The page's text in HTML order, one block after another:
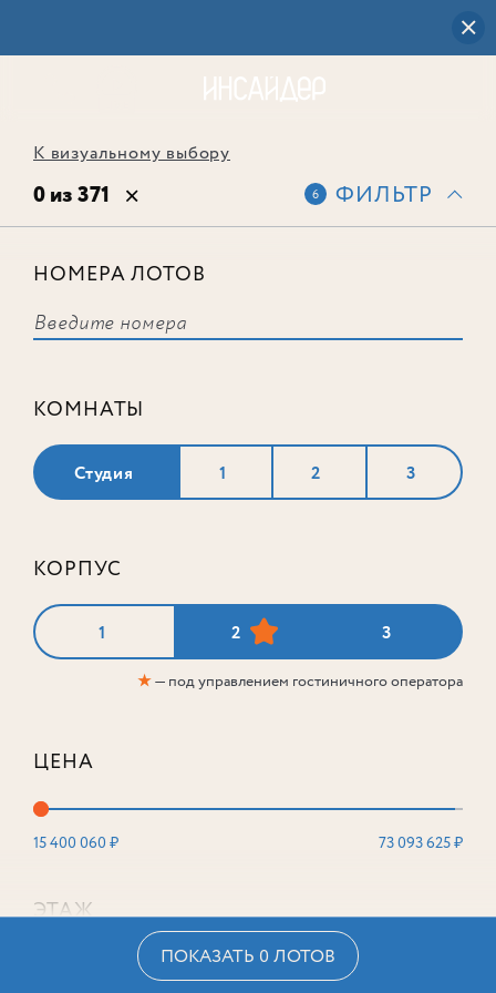
К визуальному выбору
0 из 371 6 ФИЛЬТР
НОМЕРА ЛОТОВ
КОМНАТЫ
Студия 1 2 3
КОРПУС
1 2 3
★— под управлением гостиничного оператора
ЦЕНА
15 400 060 ₽ 73 093 625 ₽
ЭТАЖ
ПОКАЗАТЬ 0 ЛОТОВ
соответствует ни одного лота